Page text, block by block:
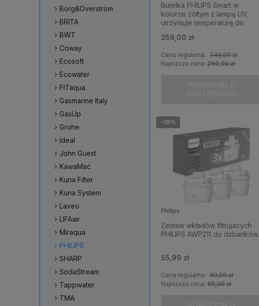
Borg&Overström
BRITA
BWT
Coway
Ecosoft
Ecowater
FITaqua
Gasmarine Italy
GasUp
Grohe
Ideal
John Guest
KawaMać
Kuna Filter
Kuna System
Laveo
LIFAair
Miraqua
PHILIPS
SHARP
SodaStream
Tappwater
TMA
Butelka PHILIPS Smart w
kolorze żółtym z lampą UV,
utrzymuje temperaturę do
bakteriami w wodzie.
259,00 zł
Cena regularna: 349,00 zł
Najniższa cena: 259,00 zł
Philips
Zestaw wkładów filtrujacych
PHILIPS AWP211 do dzbanków.
55,99 zł
Cena regularna: 89,99 zł
Najniższa cena: 69,00 zł
-38%